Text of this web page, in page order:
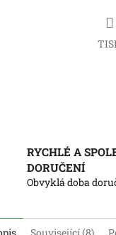
RYCHLÉ A
DORUČENÍ
Obvyklá doba